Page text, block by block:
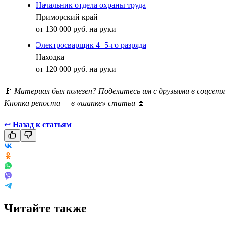
Начальник отдела охраны труда
Приморский край
от 130 000 руб. на руки
Электросварщик 4−5-го разряда
Находка
от 120 000 руб. на руки
🚩 Материал был полезен? Поделитесь им с друзьями в
Кнопка репоста — в «шапке» статьи ⏫
↩ Назад к статьям
Читайте также